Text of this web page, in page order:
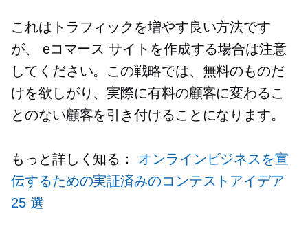
これはトラフィックを増やす良い方法です
が、 eコマース サイトを作成する場合は注意
してください。この戦略では、無料のものだ
けを欲しがり、実際に有料の顧客に変わるこ
とのない顧客を引き付けることになります。
もっと詳しく知る： オンラインビジネスを宣
伝するための実証済みのコンテストアイデア
25 選